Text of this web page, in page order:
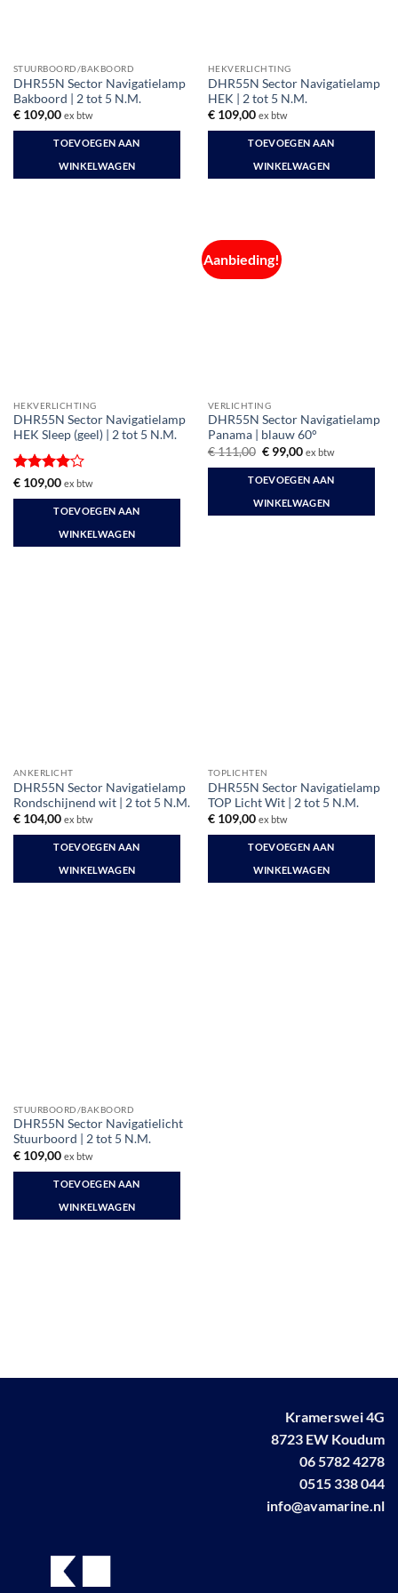
STUURBOORD/BAKBOORD
DHR55N Sector Navigatielamp
Bakboord | 2 tot 5 N.M.
€109,00 ex btw
TOEVOEGEN AAN
WINKELWAGEN
HEKVERLICHTING
DHR55N Sector Navigatielamp
HEK | 2 tot 5 N.M.
€109,00 ex btw
TOEVOEGEN AAN
WINKELWAGEN
HEKVERLICHTING
DHR55N Sector Navigatielamp
HEK Sleep (geel) | 2 tot 5 N.M.
Gewaardeerd
4uit 5
€109,00 ex btw
TOEVOEGEN AAN
WINKELWAGEN
Aanbieding!
VERLICHTING
DHR55N Sector Navigatielamp
Panama | blauw 60°
€111,00 Oorspronkelijke
was:
€ 111,00.
€99,00Huidige
is:
€ 99,00.
ex btw
TOEVOEGEN AAN
WINKELWAGEN
ANKERLICHT
DHR55N Sector Navigatielamp
Rondschijnend wit | 2 tot 5 N.M.
€104,00 ex btw
TOEVOEGEN AAN
WINKELWAGEN
TOPLICHTEN
DHR55N Sector Navigatielamp
TOP Licht Wit | 2 tot 5 N.M.
€109,00 ex btw
TOEVOEGEN AAN
WINKELWAGEN
STUURBOORD/BAKBOORD
DHR55N Sector Navigatielicht
Stuurboord | 2 tot 5 N.M.
€109,00 ex btw
TOEVOEGEN AAN
WINKELWAGEN
Kramerswei 4G
8723 EW Koudum
06 5782 4278
0515 338 044
info@avamarine.nl